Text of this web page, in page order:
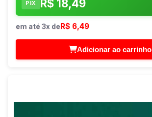
PIX R$ 18,49
em até 3x de R$ 6,49
Adicionar ao carrinho